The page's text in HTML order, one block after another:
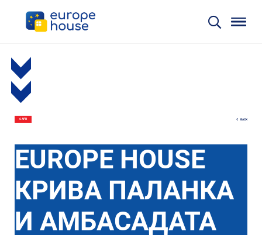
6 APR BACK
EUROPE HOUSE
КРИВА ПАЛАНКА
И АМБАСАДАТА